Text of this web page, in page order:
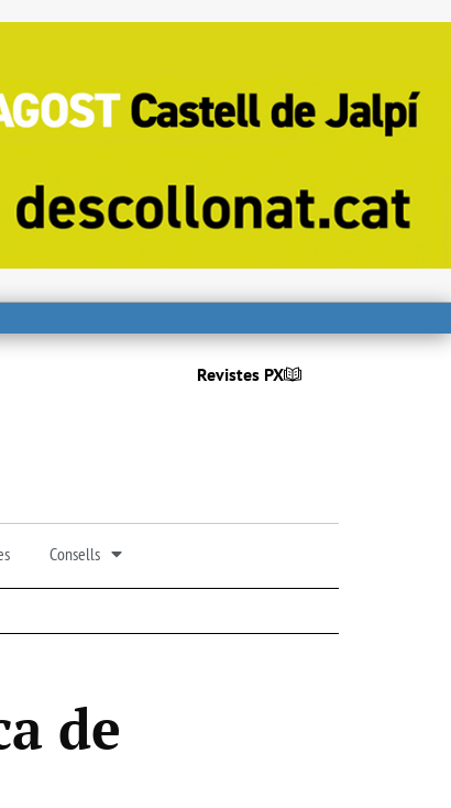
Revistes PX
Consells
de